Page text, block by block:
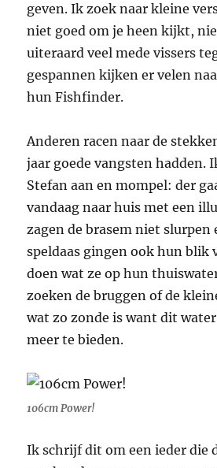
geven. Ik zoek naar kleine
niet goed om je heen kijkt,
uiteraard veel mede vissers
gespannen kijken er velen
hun Fishfinder.
Anderen racen naar de
jaar goede vangsten hadden.
Stefan aan en mompel: der
vandaag naar huis met een
zagen de brasem niet slurpen
speldaas gingen ook hun blik
doen wat ze op hun
zoeken de bruggen of de
wat zo zonde is want dit
meer te bieden.
106cm Power!
Ik schrijf dit om een ieder die